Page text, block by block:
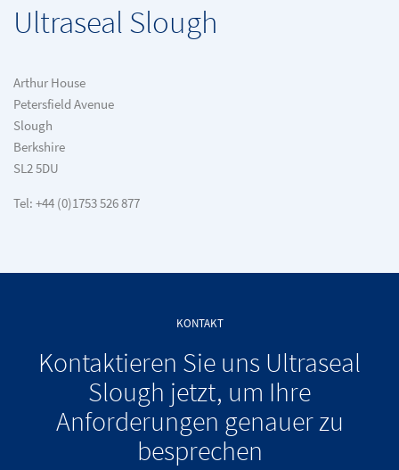
Ultraseal Slough
Arthur House
Petersfield Avenue
Slough
Berkshire
SL2 5DU
Tel: +44 (0)1753 526 877
KONTAKT
Kontaktieren Sie uns Ultraseal
Slough jetzt, um Ihre
Anforderungen genauer zu
besprechen